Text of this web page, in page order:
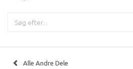
Alle Andre Dele